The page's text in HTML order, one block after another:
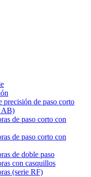
precisión de paso corto
AB)
de paso corto con
de paso corto con
de doble paso
con casquillos
(serie RF)